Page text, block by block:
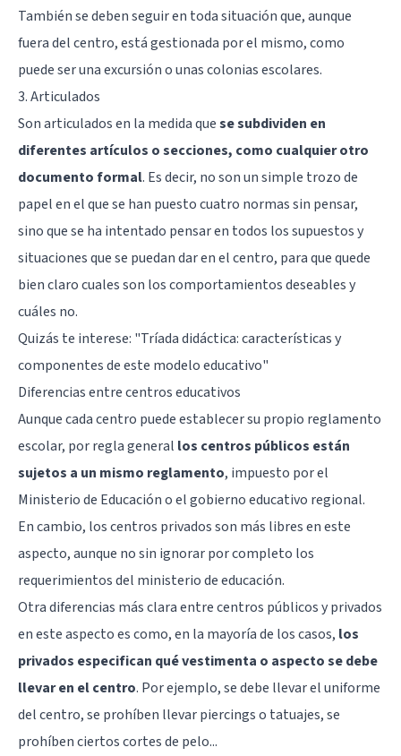
También se deben seguir en toda situación que, aunque
fuera del centro, está gestionada por el mismo, como
puede ser una excursión o unas colonias escolares.
3. Articulados
Son articulados en la medida quese subdividen en
diferentes artículos o secciones, como cualquier otro
documento formal. Es decir, no son un simple trozo de
papel en el que se han puesto cuatro normas sin pensar,
sino que se ha intentado pensar en todos los supuestos y
situaciones que se puedan dar en el centro, para que quede
bien claro cuales son los comportamientos deseables y
cuáles no.
Quizás te interese: "Tríada didáctica: características y
componentes de este modelo educativo"
Diferencias entre centros educativos
Aunque cada centro puede establecer su propio reglamento
escolar, por regla general los centros públicos están
sujetos a un mismo reglamento, impuesto por el
Ministerio de Educación o el gobierno educativo regional.
En cambio, los centros privados son más libres en este
aspecto, aunque no sin ignorar por completo los
requerimientos del ministerio de educación.
Otra diferencias más clara entre centros públicos y privados
en este aspecto es como, en la mayoría de los casos, los
privados especifican qué vestimenta o aspecto se debe
llevar en el centro. Por ejemplo, se debe llevar el uniforme
del centro, se prohíben llevar piercings o tatuajes, se
prohíben ciertos cortes de pelo...